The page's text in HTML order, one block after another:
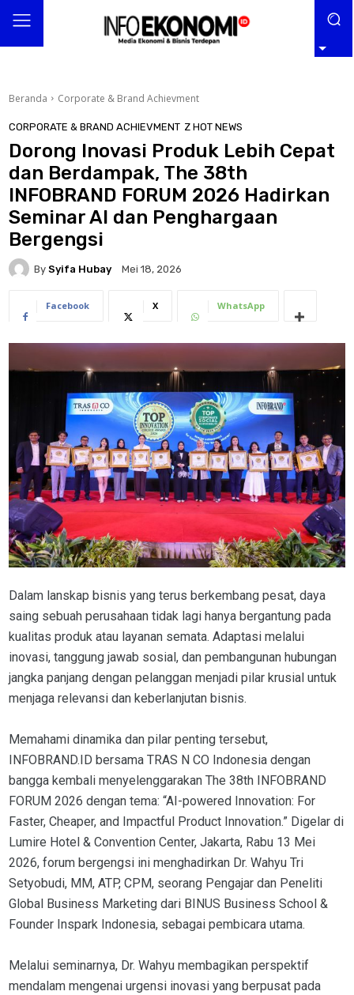
Beranda Corporate & Brand Achievment
CORPORATE & BRAND ACHIEVMENT Z HOT NEWS
Dorong Inovasi Produk Lebih Cepat
dan Berdampak, The 38th
INFOBRAND FORUM 2026 Hadirkan
Seminar AI dan Penghargaan
Bergengsi
By Syifa Hubay Mei 18, 2026
Facebook X WhatsApp
Dalam lanskap bisnis yang terus berkembang pesat, daya
saing sebuah perusahaan tidak lagi hanya bergantung pada
kualitas produk atau layanan semata. Adaptasi melalui
inovasi, tanggung jawab sosial, dan pembangunan hubungan
jangka panjang dengan pelanggan menjadi pilar krusial untuk
menjaga relevansi dan keberlanjutan bisnis.
Memahami dinamika dan pilar penting tersebut,
INFOBRAND.ID bersama TRAS N CO Indonesia dengan
bangga kembali menyelenggarakan The 38th INFOBRAND
FORUM 2026 dengan tema: “AI-powered Innovation: For
Faster, Cheaper, and Impactful Product Innovation.” Digelar di
Lumire Hotel & Convention Center, Jakarta, Rabu 13 Mei
2026, forum bergengsi ini menghadirkan Dr. Wahyu Tri
Setyobudi, MM, ATP, CPM, seorang Pengajar dan Peneliti
Global Business Marketing dari BINUS Business School &
Founder Inspark Indonesia, sebagai pembicara utama.
Melalui seminarnya, Dr. Wahyu membagikan perspektif
mendalam mengenai urgensi inovasi yang berpusat pada